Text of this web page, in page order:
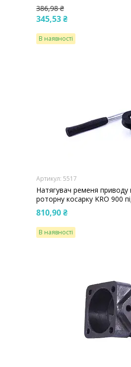
386,98 ₴
345,53 ₴
В наявності
5517
Натягувач ременя приводу
роторну косарку KRO 900
810,90 ₴
В наявності